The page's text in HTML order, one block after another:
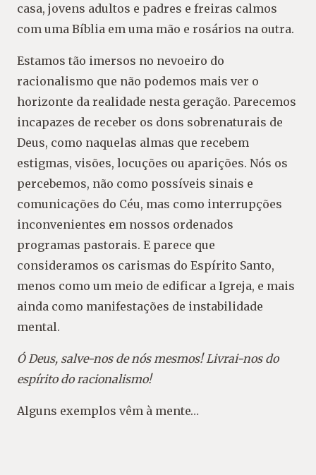
casa, jovens adultos e padres e freiras calmos
com uma Bíblia em uma mão e rosários na outra.
Estamos tão imersos no nevoeiro do
racionalismo que não podemos mais ver o
horizonte da realidade nesta geração. Parecemos
incapazes de receber os dons sobrenaturais de
Deus, como naquelas almas que recebem
estigmas, visões, locuções ou aparições. Nós os
percebemos, não como possíveis sinais e
comunicações do Céu, mas como interrupções
inconvenientes em nossos ordenados
programas pastorais. E parece que
consideramos os carismas do Espírito Santo,
menos como um meio de edificar a Igreja, e mais
ainda como manifestações de instabilidade
mental.
Ó Deus, salve-nos de nós mesmos! Livrai-nos do
espírito do racionalismo!
Alguns exemplos vêm à mente…